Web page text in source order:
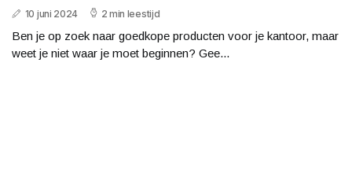
10 juni 2024 2 min leestijd
Ben je op zoek naar goedkope producten voor je kantoor, maar
weet je niet waar je moet beginnen? Gee...